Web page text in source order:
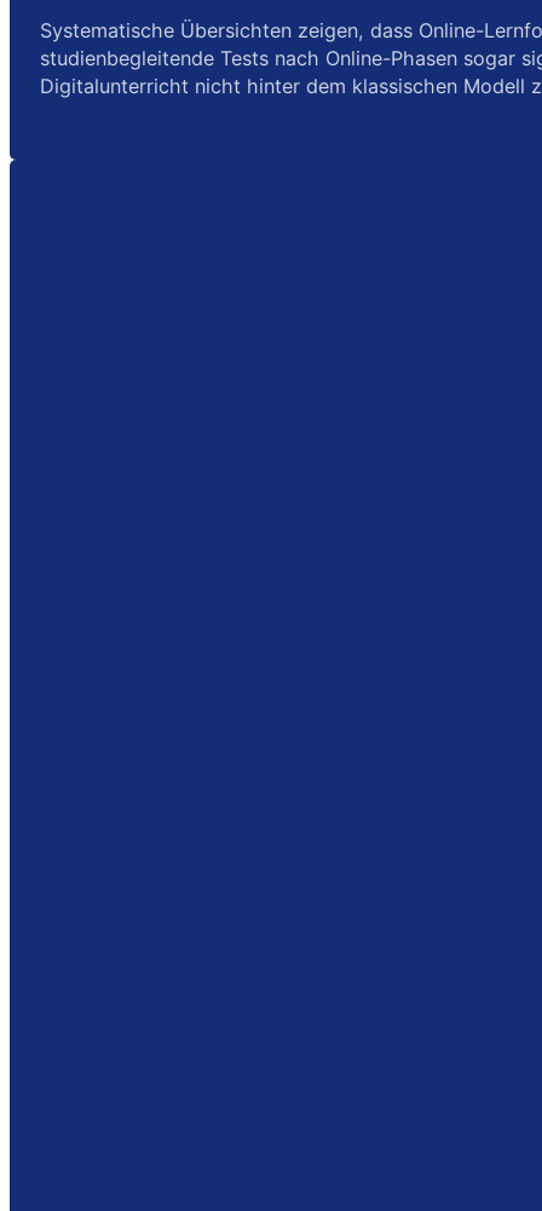
Systematische Übersichten zeigen, dass Online-
studienbegleitende Tests nach Online-Phasen sogar
Digitalunterricht nicht hinter dem klassischen Modell